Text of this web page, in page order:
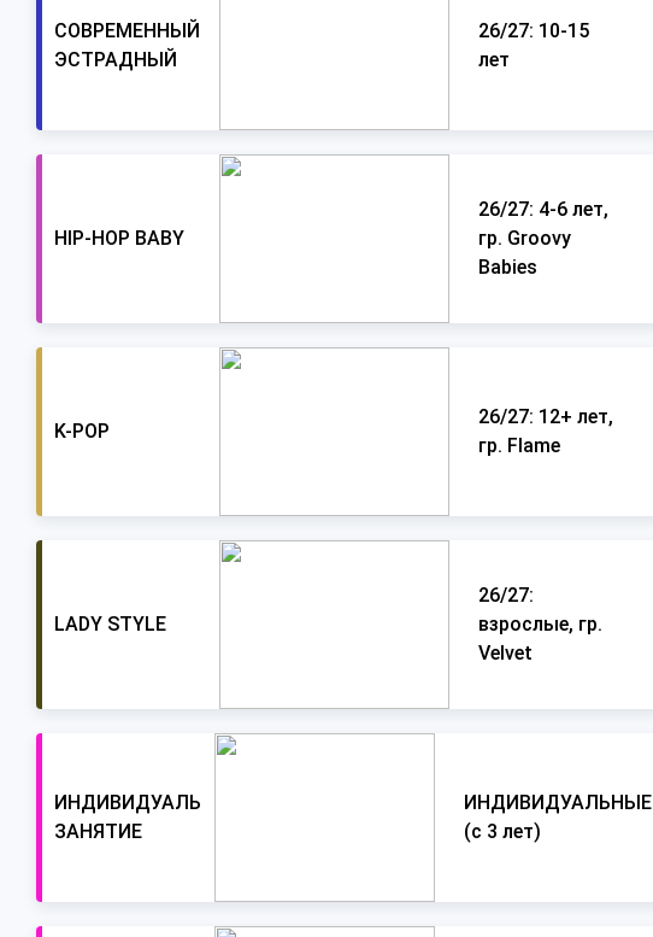
СОВРЕМЕННЫЙ
ЭСТРАДНЫЙ
26/27: 10-15
лет
HIP-HOP BABY
26/27: 4-6 лет,
гр. Groovy
Babies
K-POP
26/27: 12+ лет,
гр. Flame
LADY STYLE
26/27:
взрослые, гр.
Velvet
ИНДИВИДУАЛЬНОЕ
ЗАНЯТИЕ
ИНДИВИДУАЛЬНЫЕ
(с 3 лет)